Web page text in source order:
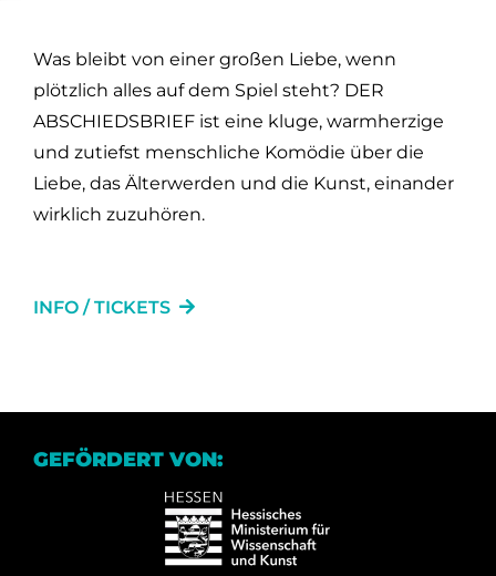
Was bleibt von einer großen Liebe, wenn
plötzlich alles auf dem Spiel steht? DER
ABSCHIEDSBRIEF ist eine kluge, warmherzige
und zutiefst menschliche Komödie über die
Liebe, das Älterwerden und die Kunst, einander
wirklich zuzuhören.
INFO / TICKETS
GEFÖRDERT VON: